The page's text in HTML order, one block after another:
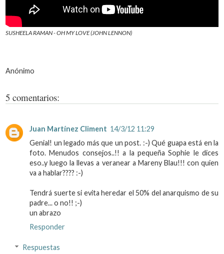
SUSHEELA RAMAN - OH MY LOVE (JOHN LENNON)
Anónimo
5 comentarios:
Juan Martínez Climent 14/3/12 11:29
Genial! un legado más que un post. :-) Qué guapa está en la
foto. Menudos consejos..!! a la pequeña Sophie le dices
eso..y luego la llevas a veranear a Mareny Blau!!! con quien
va a hablar???? :-)
Tendrá suerte si evita heredar el 50% del anarquismo de su
padre... o no!! ;-)
un abrazo
Responder
Respuestas